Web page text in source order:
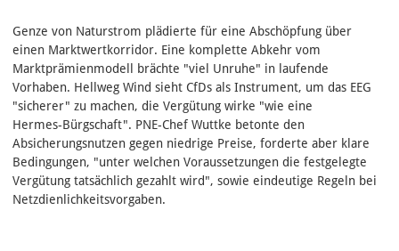
Genze von Naturstrom plädierte für eine Abschöpfung über
einen Marktwertkorridor. Eine komplette Abkehr vom
Marktprämienmodell brächte "viel Unruhe" in laufende
Vorhaben. Hellweg Wind sieht CfDs als Instrument, um das EEG
"sicherer" zu machen, die Vergütung wirke "wie eine
Hermes‑Bürgschaft". PNE‑Chef Wuttke betonte den
Absicherungsnutzen gegen niedrige Preise, forderte aber klare
Bedingungen, "unter welchen Voraussetzungen die festgelegte
Vergütung tatsächlich gezahlt wird", sowie eindeutige Regeln bei
Netzdienlichkeitsvorgaben.